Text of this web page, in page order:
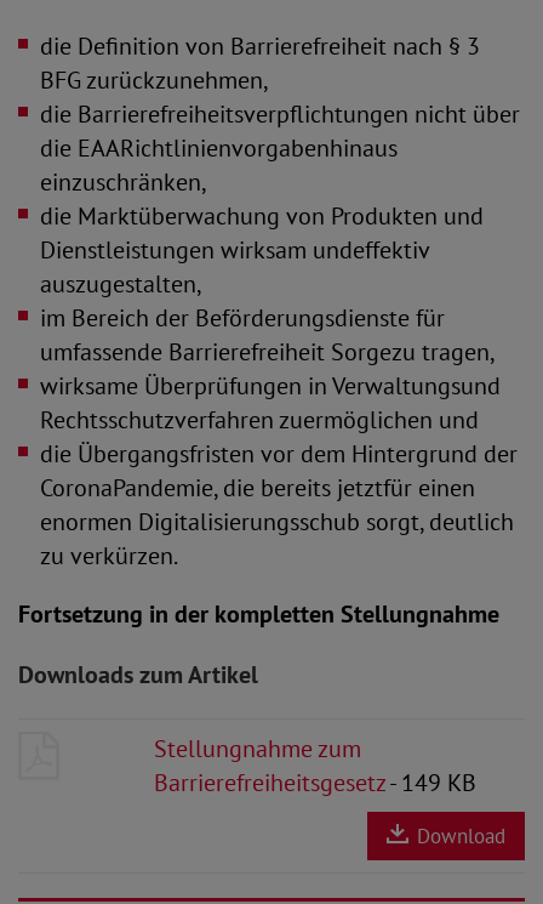
die Definition von Barrierefreiheit nach § 3
BFG zurückzunehmen,
die Barrierefreiheitsverpflichtungen nicht über
die EAARichtlinienvorgabenhinaus
einzuschränken,
die Marktüberwachung von Produkten und
Dienstleistungen wirksam undeffektiv
auszugestalten,
im Bereich der Beförderungsdienste für
umfassende Barrierefreiheit Sorgezu tragen,
wirksame Überprüfungen in Verwaltungsund
Rechtsschutzverfahren zuermöglichen und
die Übergangsfristen vor dem Hintergrund der
CoronaPandemie, die bereits jetztfür einen
enormen Digitalisierungsschub sorgt, deutlich
zu verkürzen.
Fortsetzung in der kompletten Stellungnahme
Downloads zum Artikel
Stellungnahme zum
Barrierefreiheitsgesetz- 149 KB
Download